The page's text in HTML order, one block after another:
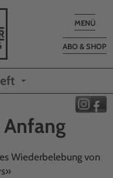
Toggle
MENÜ
ABO & SHOP
Anfang
Wiederbelebung von